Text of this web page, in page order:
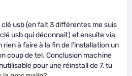
usb (en fait 3 différentes me suis
usb qui déconnait) et ensuite via
à faire à la fin de l’installation un
coup de tel. Conclusion machine
pour une réinstall de 7, tu